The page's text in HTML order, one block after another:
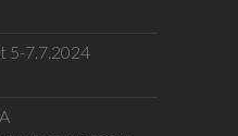
5-7.7.2024